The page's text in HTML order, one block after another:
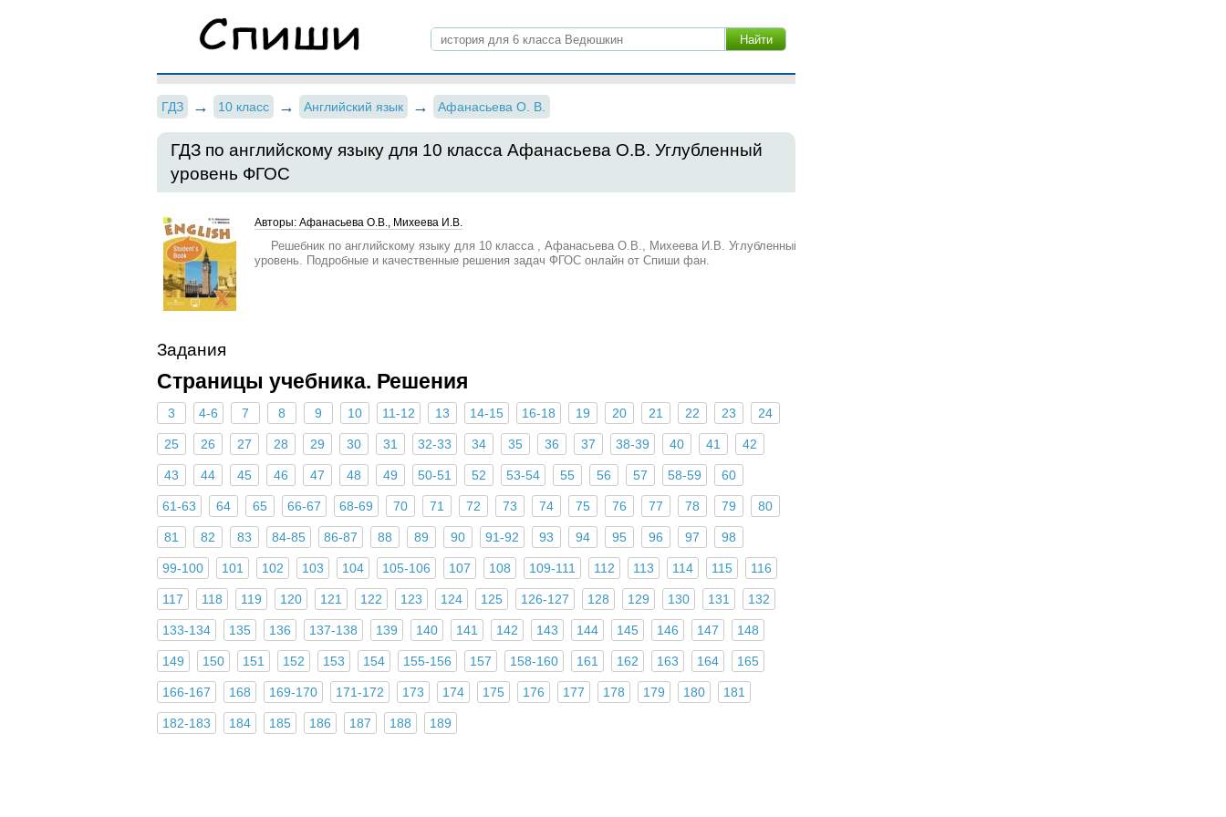
ГДЗ 10 класс Английский язык Афанасьева О. В.
ГДЗ по английскому языку для 10 класса Афанасьева О.В. Углубленный
уровень ФГОС
Авторы: Афанасьева О.В., Михеева И.В.
Решебник по английскому языку для 10 класса , Афанасьева О.В., Михеева И.В. Углубленный
уровень. Подробные и качественные решения задач ФГОС онлайн от Спиши фан.
Задания
Страницы учебника. Решения
3 4-6 7 8 9 10 11-12 13 14-15 16-18 19 20 21 22 23 24
25 26 27 28 29 30 31 32-33 34 35 36 37 38-39 40 41 42
43 44 45 46 47 48 49 50-51 52 53-54 55 56 57 58-59 60
61-63 64 65 66-67 68-69 70 71 72 73 74 75 76 77 78 79 80
81 82 83 84-85 86-87 88 89 90 91-92 93 94 95 96 97 98
99-100 101 102 103 104 105-106 107 108 109-111 112 113 114 115 116
117 118 119 120 121 122 123 124 125 126-127 128 129 130 131 132
133-134 135 136 137-138 139 140 141 142 143 144 145 146 147 148
149 150 151 152 153 154 155-156 157 158-160 161 162 163 164 165
166-167 168 169-170 171-172 173 174 175 176 177 178 179 180 181
182-183 184 185 186 187 188 189